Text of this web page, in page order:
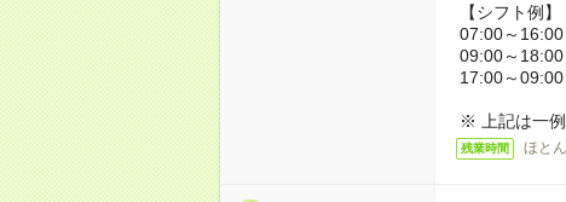
【シフト例】
07:00～16:00
09:00～18:00
17:00～09:00
※ 上記は一例
残業時間 ほと